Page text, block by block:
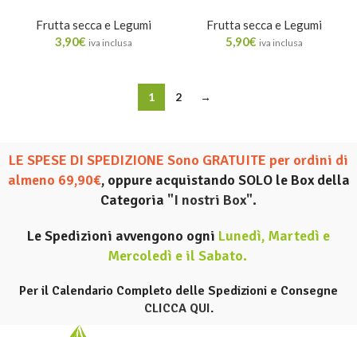
Frutta secca e Legumi
3,90€ iva inclusa
Frutta secca e Legumi
5,90€ iva inclusa
1 2 →
LE SPESE DI SPEDIZIONE Sono GRATUITE per ordini di
almeno 69,90€, oppure acquistando SOLO le Box della
Categoria "I nostri Box".
Le Spedizioni avvengono ogni Lunedì, Martedì e
Mercoledì e il Sabato.
Per il Calendario Completo delle Spedizioni e Consegne
CLICCA QUI.